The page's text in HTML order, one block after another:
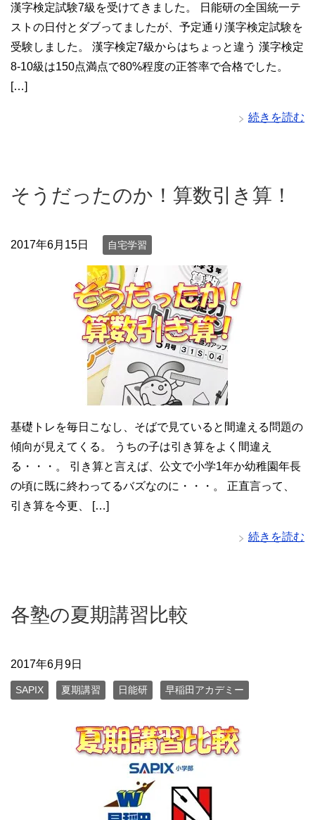
漢字検定試験7級を受けてきました。 日能研の全国統一テ
ストの日付とダブってましたが、予定通り漢字検定試験を
受験しました。 漢字検定7級からはちょっと違う 漢字検定
8-10級は150点満点で80%程度の正答率で合格でした。
[…]
続きを読む
そうだったのか！算数引き算！
2017年6月15日 自宅学習
基礎トレを毎日こなし、そばで見ていると間違える問題の
傾向が見えてくる。 うちの子は引き算をよく間違え
る・・・。 引き算と言えば、公文で小学1年か幼稚園年長
の頃に既に終わってるバズなのに・・・。 正直言って、
引き算を今更、 […]
続きを読む
各塾の夏期講習比較
2017年6月9日
SAPIX 夏期講習 日能研 早稲田アカデミー